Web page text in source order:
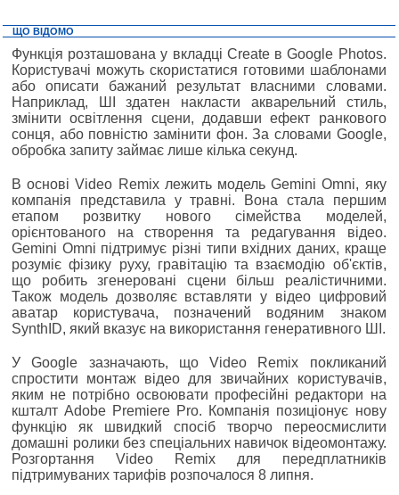
ЩО ВІДОМО
Функція розташована у вкладці Create в Google Photos.
Користувачі можуть скористатися готовими шаблонами
або описати бажаний результат власними словами.
Наприклад, ШІ здатен накласти акварельний стиль,
змінити освітлення сцени, додавши ефект ранкового
сонця, або повністю замінити фон. За словами Google,
обробка запиту займає лише кілька секунд.
В основі Video Remix лежить модель Gemini Omni, яку
компанія представила у травні. Вона стала першим
етапом розвитку нового сімейства моделей,
орієнтованого на створення та редагування відео.
Gemini Omni підтримує різні типи вхідних даних, краще
розуміє фізику руху, гравітацію та взаємодію об'єктів,
що робить згенеровані сцени більш реалістичними.
Також модель дозволяє вставляти у відео цифровий
аватар користувача, позначений водяним знаком
SynthID, який вказує на використання генеративного ШІ.
У Google зазначають, що Video Remix покликаний
спростити монтаж відео для звичайних користувачів,
яким не потрібно освоювати професійні редактори на
кшталт Adobe Premiere Pro. Компанія позиціонує нову
функцію як швидкий спосіб творчо переосмислити
домашні ролики без спеціальних навичок відеомонтажу.
Розгортання Video Remix для передплатників
підтримуваних тарифів розпочалося 8 липня.